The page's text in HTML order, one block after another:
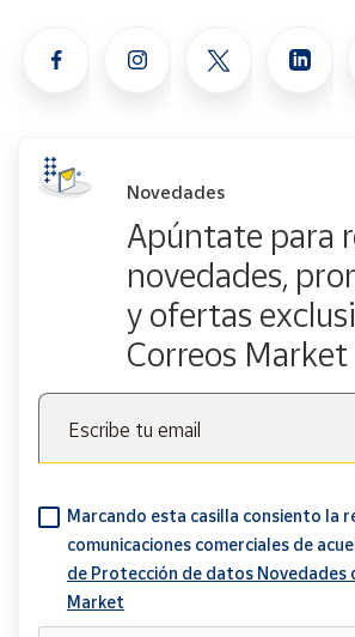
Novedades
Apúntate para
novedades,
y ofertas
Correos Market
Escribe tu email
Marcando esta casilla consiento la
comunicaciones comerciales de
de Protección de datos Novedades
Market